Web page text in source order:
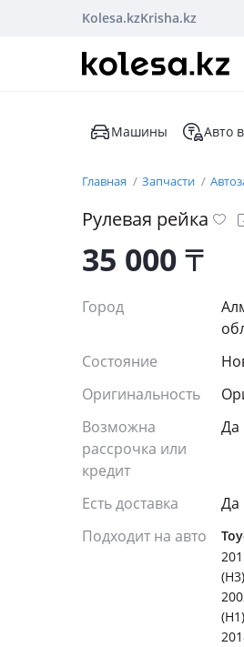
Kolesa.kzKrisha.kz
Машины Авто
Главная Запчасти
Рулевая рейка
35 000₸
Город
Состояние
Оригинальность
Возможна
рассрочка или
кредит
Да
Есть доставка
Да
Подходит на авто
(H3)
(H1)